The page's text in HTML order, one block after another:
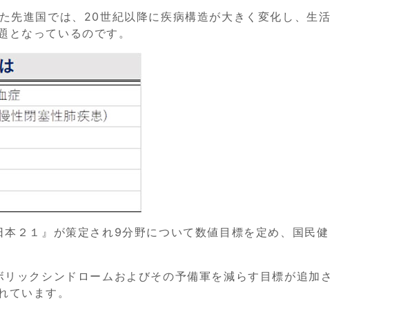
先進国では、20世紀以降に疾病構造が大きく変化し、生活
なっているのです。
２１』が策定され9分野について数値目標を定め、国民健
ックシンドロームおよびその予備軍を減らす目標が追加さ
ています。